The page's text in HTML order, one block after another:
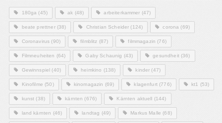
180ga (45) ak (48) arbeiterkammer (47)
beate prettner(38) Christian Scheider (124) corona (69)
Coronavirus (90) filmblitz (87) filmmagazin (76)
Filmneuheiten (64) Gaby Schaunig (43) gesundheit(36)
Gewinnspiel (40) heimkino (138) kinder (47)
Kinofilme (50) kinomagazin (69) klagenfurt(776) kt1 (53)
kunst (38) kärnten (676) Kärnten aktuell (144)
land kärnten (46) landtag (49) Markus Malle (68)